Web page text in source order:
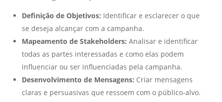
Definição de Objetivos: Identificar e esclarecer o que
se deseja alcançar com a campanha.
Mapeamento de Stakeholders: Analisar e identificar
todas as partes interessadas e como elas podem
influenciar ou ser influenciadas pela campanha.
Desenvolvimento de Mensagens: Criar mensagens
claras e persuasivas que ressoem com o público-alvo.